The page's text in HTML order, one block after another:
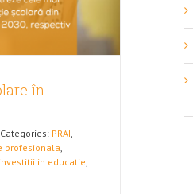
în
Categories: PRAI,
profesionala,
investitii in educatie,